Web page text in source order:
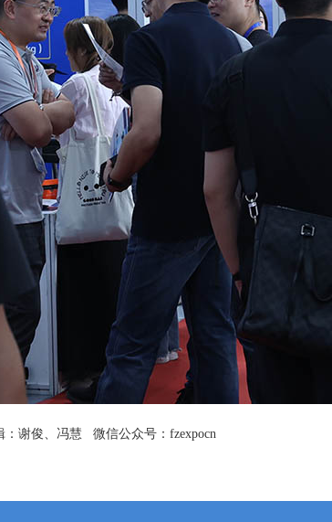
谢俊、冯慧 微信公众号：fzexpocn